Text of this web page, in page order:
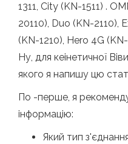
1311, City (KN-1511) .
20110), Duo (KN-2110),
(KN-1210), Hero 4G
Ну, для кеінетичної
якого я напишу цю
По -перше, я
інформацію:
Який тип